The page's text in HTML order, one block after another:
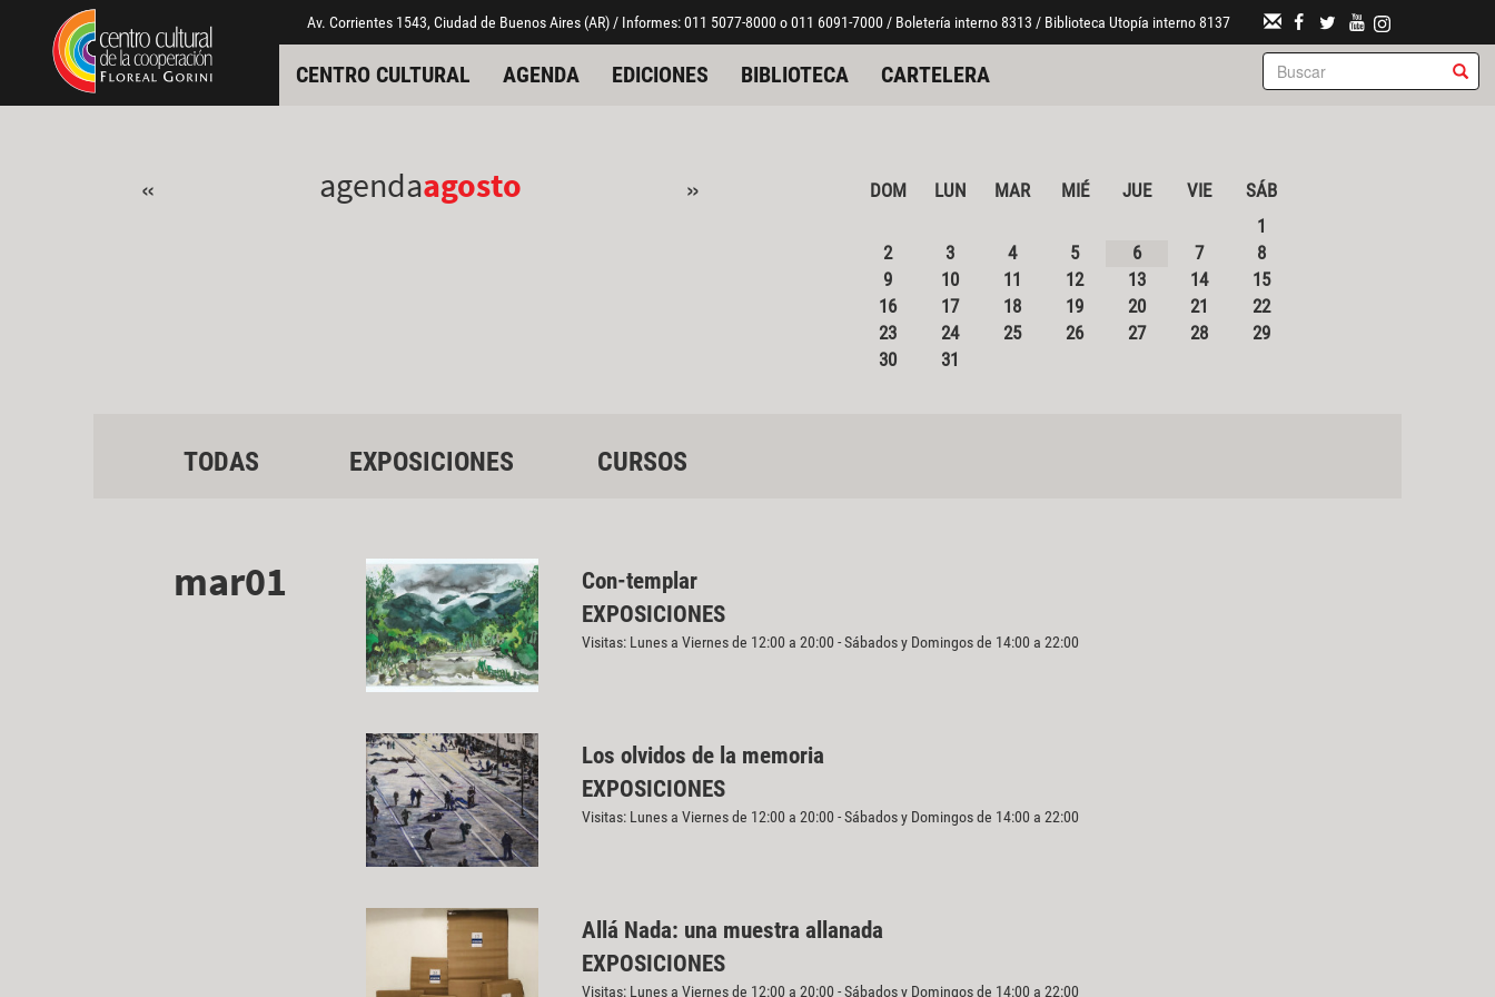
Pasar al contenido principal
Jump to main content Av. Corrientes 1543, Ciudad de Buenos Aires (AR) / Informes: 011 5077-8000 o 011 6091-7000 / Boletería interno 8313 / Biblioteca Utopía interno 8137
CENTRO CULTURAL AGENDA EDICIONES BIBLIOTECA CARTELERA
« agendaagosto » DOM LUN MAR MIÉ JUE VIE
SÁB
1
2
3 4 5 6 7
8
9
10 11 12 13 14
15
16
17 18 19 20 21
22
23
24 25 26 27 28
29
30
31
TODAS EXPOSICIONES CURSOS
mar01
Con-templar
EXPOSICIONES
Visitas: Lunes a Viernes de 12:00 a 20:00 - Sábados y Domingos de 14:00 a 22:00
Los olvidos de la memoria
EXPOSICIONES
Visitas: Lunes a Viernes de 12:00 a 20:00 - Sábados y Domingos de 14:00 a 22:00
Allá Nada: una muestra allanada
EXPOSICIONES
Visitas: Lunes a Viernes de 12:00 a 20:00 - Sábados y Domingos de 14:00 a 22:00